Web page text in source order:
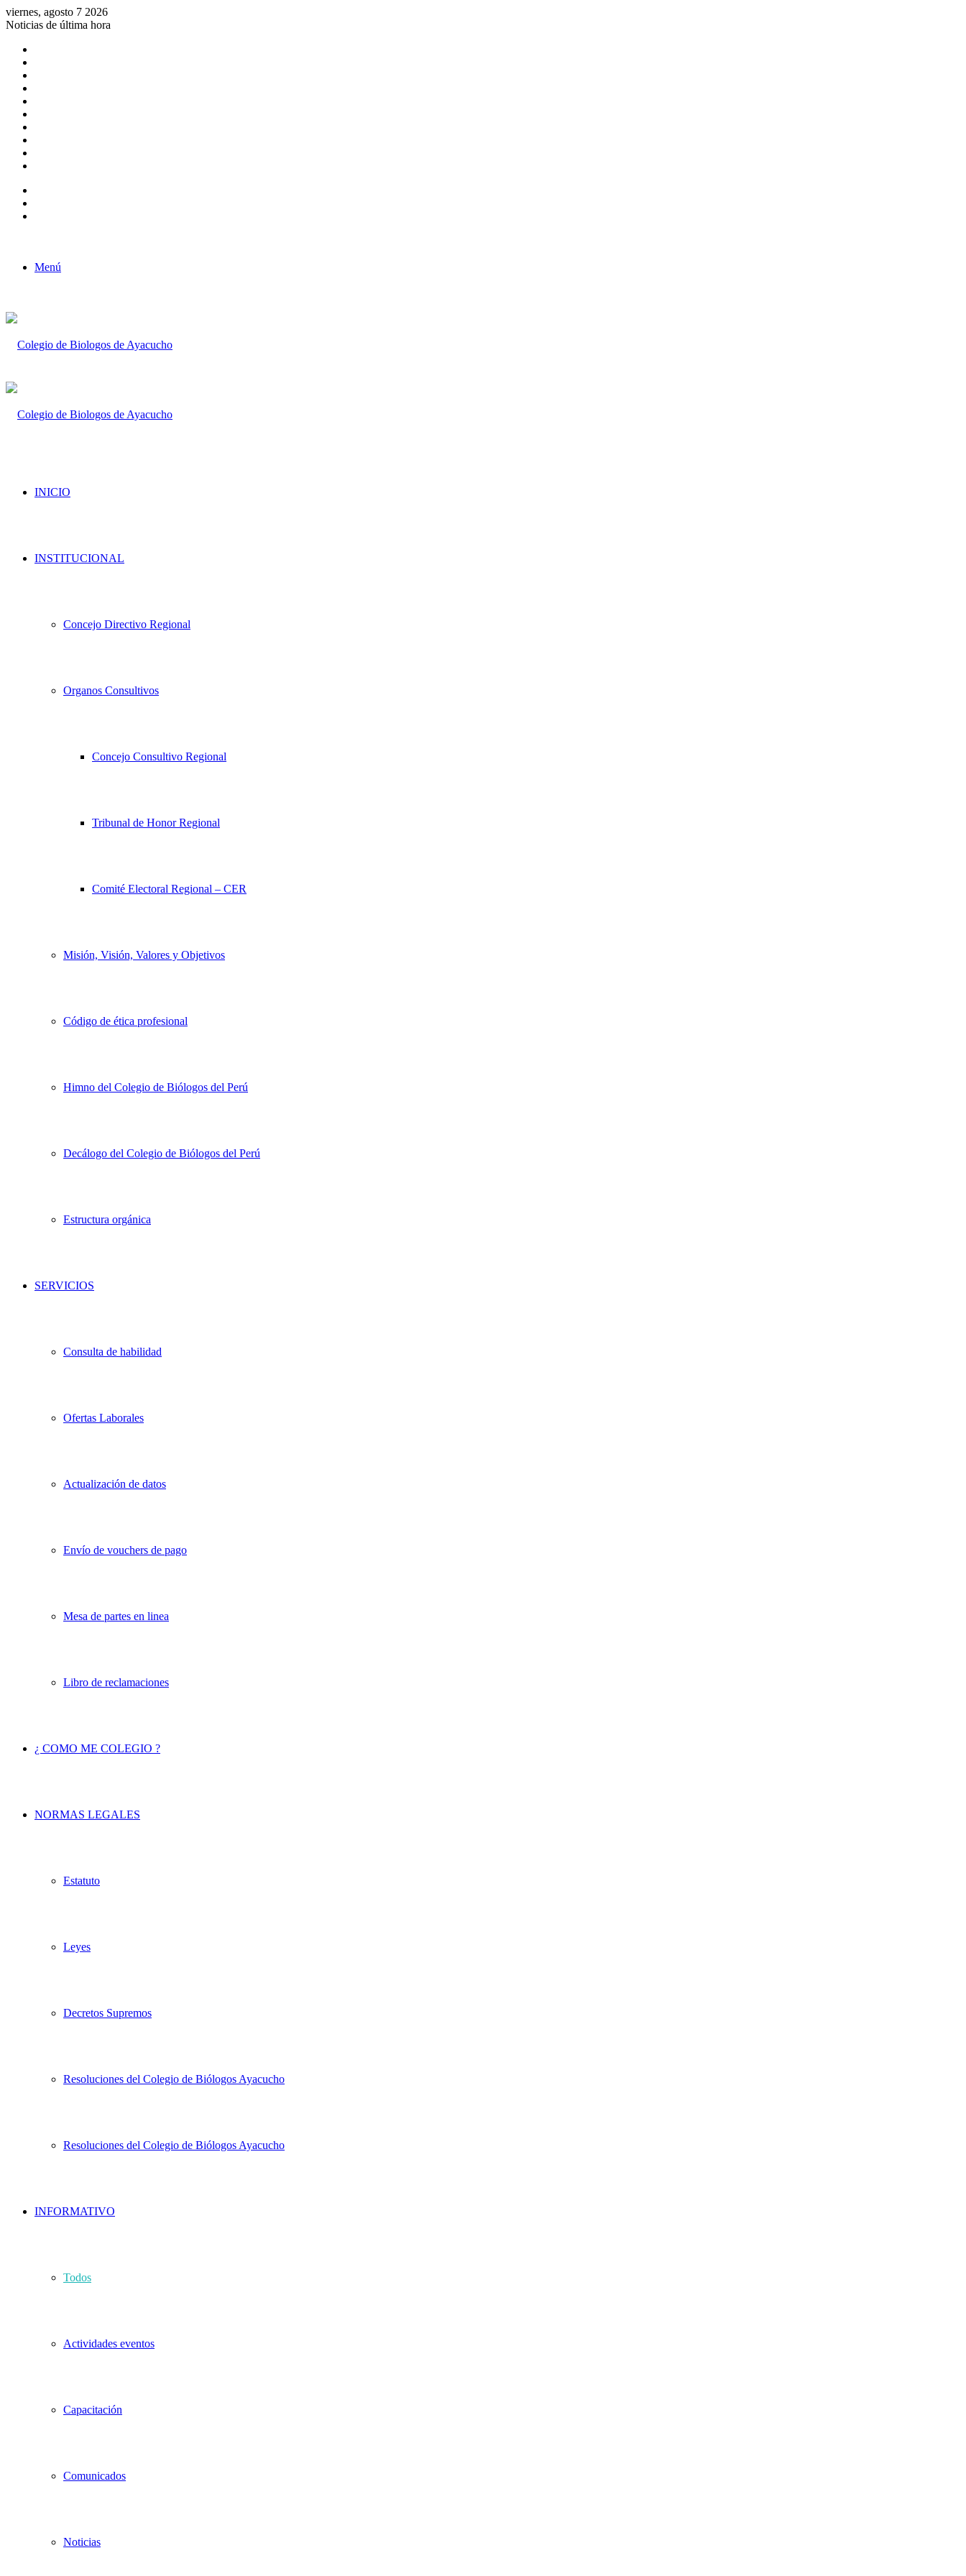
viernes, agosto 7 2026
Noticias de última hora
Menú
INICIO
INSTITUCIONAL
Concejo Directivo Regional
Organos Consultivos
Concejo Consultivo Regional
Tribunal de Honor Regional
Comité Electoral Regional – CER
Misión, Visión, Valores y Objetivos
Código de ética profesional
Himno del Colegio de Biólogos del Perú
Decálogo del Colegio de Biólogos del Perú
Estructura orgánica
SERVICIOS
Consulta de habilidad
Ofertas Laborales
Actualización de datos
Envío de vouchers de pago
Mesa de partes en linea
Libro de reclamaciones
¿ COMO ME COLEGIO ?
NORMAS LEGALES
Estatuto
Leyes
Decretos Supremos
Resoluciones del Colegio de Biólogos Ayacucho
Resoluciones del Colegio de Biólogos Ayacucho
INFORMATIVO
Todos
Actividades eventos
Capacitación
Comunicados
Noticias